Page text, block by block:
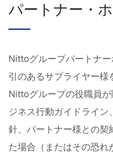
パートナー・
Nittoグループパートナ
引のあるサプライヤー様
Nittoグループの役職員
ジネス行動ガイドライ
針、パートナー様との契
た場合（またはその恐れ